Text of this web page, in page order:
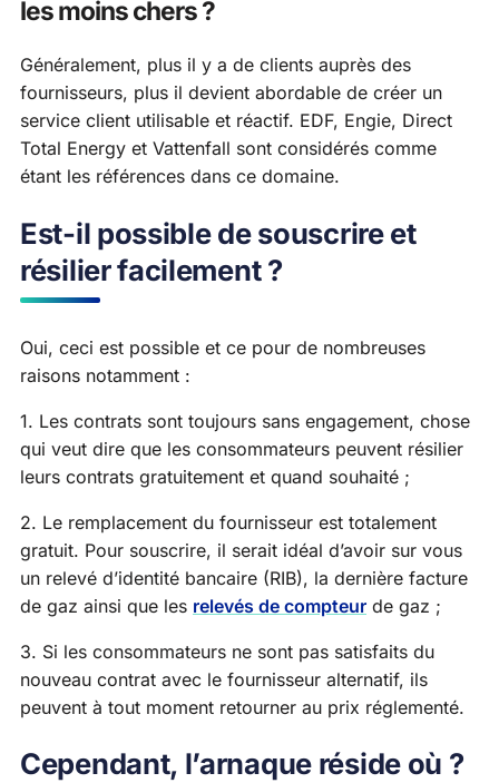
les moins chers ?
Généralement, plus il y a de clients auprès des
fournisseurs, plus il devient abordable de créer un
service client utilisable et réactif. EDF, Engie, Direct
Total Energy et Vattenfall sont considérés comme
étant les références dans ce domaine.
Est-il possible de souscrire et
résilier facilement ?
Oui, ceci est possible et ce pour de nombreuses
raisons notamment :
1. Les contrats sont toujours sans engagement, chose
qui veut dire que les consommateurs peuvent résilier
leurs contrats gratuitement et quand souhaité ;
2. Le remplacement du fournisseur est totalement
gratuit. Pour souscrire, il serait idéal d’avoir sur vous
un relevé d’identité bancaire (RIB), la dernière facture
de gaz ainsi que les relevés de compteur de gaz ;
3. Si les consommateurs ne sont pas satisfaits du
nouveau contrat avec le fournisseur alternatif, ils
peuvent à tout moment retourner au prix réglementé.
Cependant, l’arnaque réside où ?